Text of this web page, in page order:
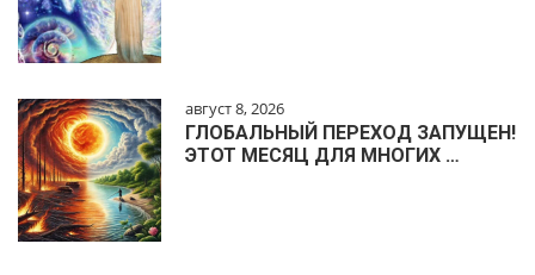
август 8, 2026
ГЛОБАЛЬНЫЙ ПЕРЕХОД ЗАПУЩЕН!
ЭТОТ МЕСЯЦ ДЛЯ МНОГИХ …